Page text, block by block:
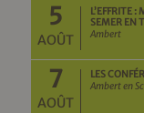
5
AOÛT
L’EFFRITE
SEMER EN
Ambert
7
AOÛT
LES
Ambert en